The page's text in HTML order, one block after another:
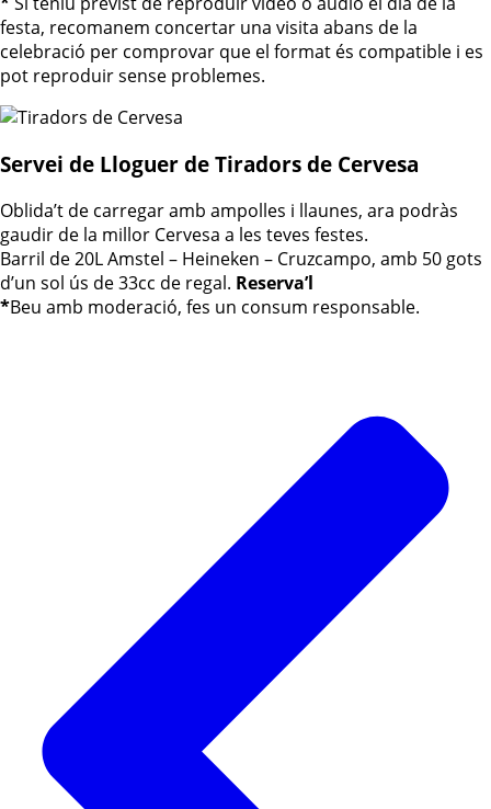
festa, recomanem concertar una visita abans de la
celebració per comprovar que el format és compatible i es
pot reproduir sense problemes.
Servei de Lloguer de Tiradors de Cervesa
Oblida’t de carregar amb ampolles i llaunes, ara podràs
gaudir de la millor Cervesa a les teves festes.
Barril de 20L Amstel – Heineken – Cruzcampo, amb 50 gots
d’un sol ús de 33cc de regal. Reserva’l
*Beu amb moderació, fes un consum responsable.